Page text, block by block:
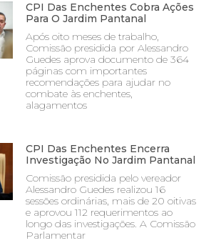
CPI Das Enchentes Cobra Ações
Para O Jardim Pantanal
Após oito meses de trabalho,
Comissão presidida por Alessandro
Guedes aprova documento de 364
páginas com importantes
recomendações para ajudar no
combate às enchentes,
alagamentos
CPI Das Enchentes Encerra
Investigação No Jardim Pantanal
Comissão presidida pelo vereador
Alessandro Guedes realizou 16
sessões ordinárias, mais de 20 oitivas
e aprovou 112 requerimentos ao
longo das investigações. A Comissão
Parlamentar